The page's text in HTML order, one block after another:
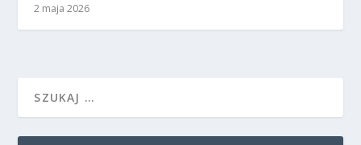
2 maja 2026